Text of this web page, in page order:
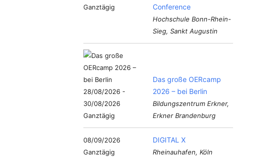
Ganztägig
Conference
Hochschule Bonn-Rhein-
Sieg, Sankt Augustin
28/08/2026 -
30/08/2026
Ganztägig
Das große OERcamp
2026 – bei Berlin
Bildungszentrum Erkner,
Erkner Brandenburg
08/09/2026
Ganztägig
DIGITAL X
Rheinauhafen, Köln